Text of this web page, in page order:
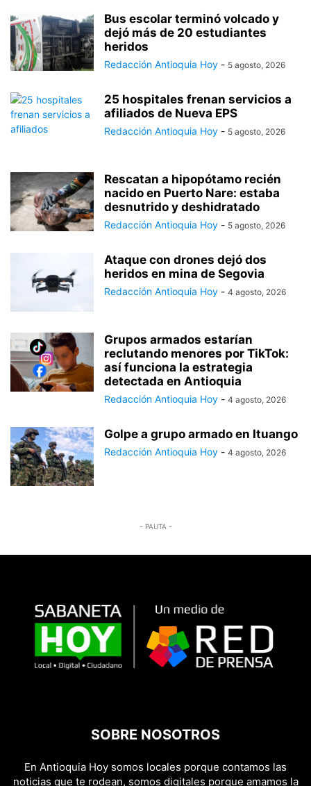
Bus escolar terminó volcado y
dejó más de 20 estudiantes
heridos
Redacción Antioquia Hoy - 5 agosto, 2026
25 hospitales frenan servicios a
afiliados de Nueva EPS
Redacción Antioquia Hoy - 5 agosto, 2026
Rescatan a hipopótamo recién
nacido en Puerto Nare: estaba
desnutrido y deshidratado
Redacción Antioquia Hoy - 5 agosto, 2026
Ataque con drones dejó dos
heridos en mina de Segovia
Redacción Antioquia Hoy - 4 agosto, 2026
Grupos armados estarían
reclutando menores por TikTok:
así funciona la estrategia
detectada en Antioquia
Redacción Antioquia Hoy - 4 agosto, 2026
Golpe a grupo armado en Ituango
Redacción Antioquia Hoy - 4 agosto, 2026
- PAUTA -
SOBRE NOSOTROS
En Antioquia Hoy somos locales porque contamos las
noticias que te rodean, somos digitales porque amamos la